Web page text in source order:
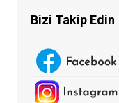
Bizi Takip Edin